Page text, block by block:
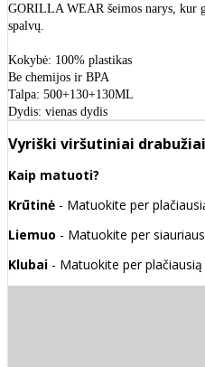
GORILLA WEAR šeimos narys, kur
spalvų.
Kokybė: 100% plastikas
Be chemijos ir BPA
Talpa: 500+130+130ML
Dydis: vienas dydis
Vyriški viršutiniai drabužiai
Kaip matuoti?
Krūtinė - Matuokite per
Liemuo - Matuokite per
Klubai - Matuokite per